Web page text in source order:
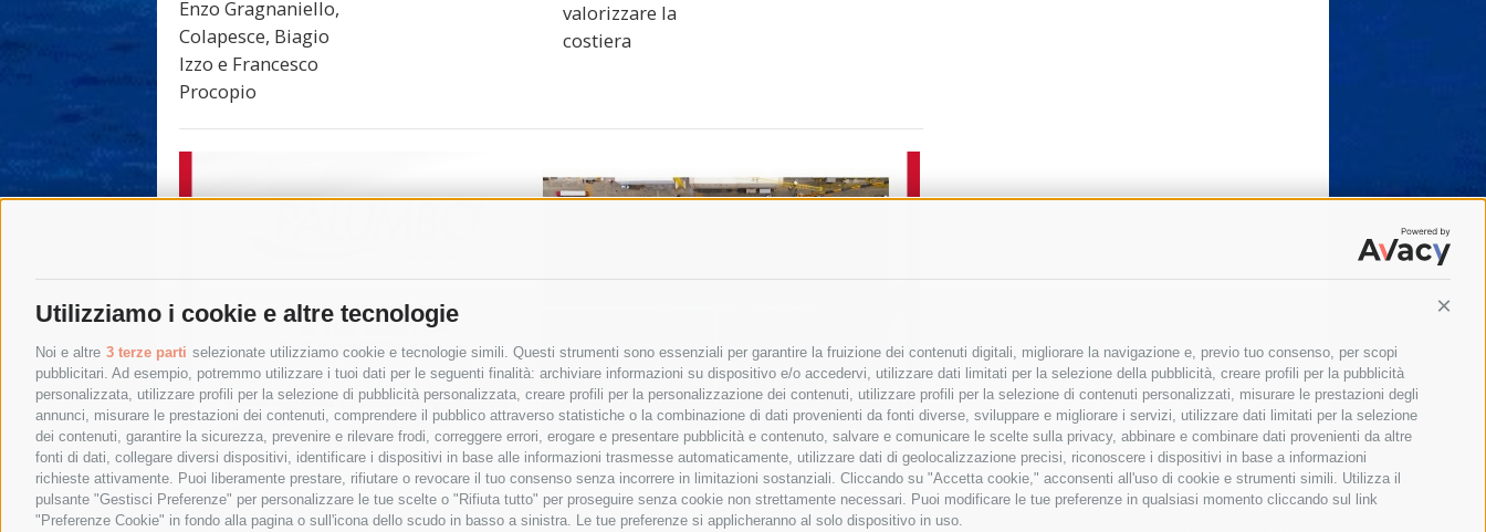
Utilizziamo i cookie e altre tecnologie
Noi e altre 3 terze parti selezionate utilizziamo cookie e tecnologie simili. Questi strumenti sono essenziali per garantire la fruizione dei contenuti digitali, migliorare la navigazione e, previo tuo consenso, per scopi
pubblicitari. Ad esempio, potremmo utilizzare i tuoi dati per le seguenti finalità: archiviare informazioni su dispositivo e/o accedervi, utilizzare dati limitati per la selezione della pubblicità, creare profili per la pubblicità
personalizzata, utilizzare profili per la selezione di pubblicità personalizzata, creare profili per la personalizzazione dei contenuti, utilizzare profili per la selezione di contenuti personalizzati, misurare le prestazioni degli
annunci, misurare le prestazioni dei contenuti, comprendere il pubblico attraverso statistiche o la combinazione di dati provenienti da fonti diverse, sviluppare e migliorare i servizi, utilizzare dati limitati per la selezione
dei contenuti, garantire la sicurezza, prevenire e rilevare frodi, correggere errori, erogare e presentare pubblicità e contenuto, salvare e comunicare le scelte sulla privacy, abbinare e combinare dati provenienti da altre
fonti di dati, collegare diversi dispositivi, identificare i dispositivi in base alle informazioni trasmesse automaticamente, utilizzare dati di geolocalizzazione precisi, riconoscere i dispositivi in base a informazioni
richieste attivamente. Puoi liberamente prestare, rifiutare o revocare il tuo consenso senza incorrere in limitazioni sostanziali. Cliccando su "Accetta cookie," acconsenti all'uso di cookie e strumenti simili. Utilizza il
pulsante "Gestisci Preferenze" per personalizzare le tue scelte o "Rifiuta tutto" per proseguire senza cookie non strettamente necessari. Puoi modificare le tue preferenze in qualsiasi momento cliccando sul link
"Preferenze Cookie" in fondo alla pagina o sull'icona dello scudo in basso a sinistra. Le tue preferenze si applicheranno al solo dispositivo in uso.
Enzo Gragnaniello,
Colapesce, Biagio
Izzo e Francesco
Procopio
valorizzare la
costiera